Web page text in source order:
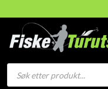
Products
search